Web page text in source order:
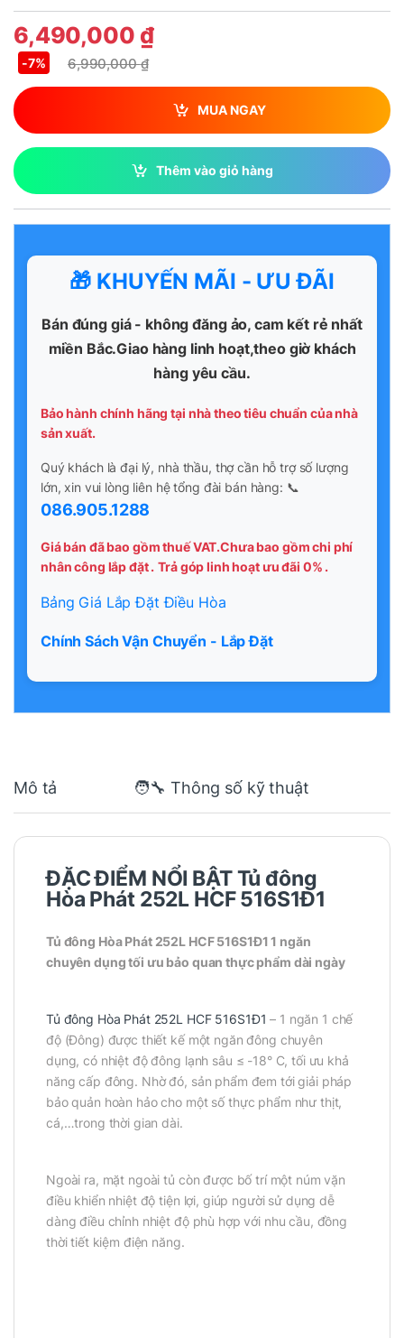
6,490,000 ₫
6,990,000₫
-7%
MUA NGAY
Thêm vào giỏ hàng
🎁 KHUYẾN MÃI - ƯU ĐÃI
Bán đúng giá - không đăng ảo, cam kết rẻ nhất
miền Bắc.Giao hàng linh hoạt,theo giờ khách
hàng yêu cầu.
Bảo hành chính hãng tại nhà theo tiêu chuẩn của nhà
sản xuất.
Quý khách là đại lý, nhà thầu, thợ cần hỗ trợ số lượng
lớn, xin vui lòng liên hệ tổng đài bán hàng: 📞
086.905.1288
Giá bán đã bao gồm thuế VAT.Chưa bao gồm chi phí
nhân công lắp đặt . Trả góp linh hoạt ưu đãi 0% .
Bảng Giá Lắp Đặt Điều Hòa
Chính Sách Vận Chuyển - Lắp Đặt
Mô tả 🧑‍🔧 Thông số kỹ thuật
ĐẶC ĐIỂM NỔI BẬT Tủ đông
Hòa Phát 252L HCF 516S1Đ1
Tủ đông Hòa Phát 252L HCF 516S1Đ1 1 ngăn
chuyên dụng tối ưu bảo quan thực phẩm dài ngày
Tủ đông Hòa Phát 252L HCF 516S1Đ1 – 1 ngăn 1 chế
độ (Đông) được thiết kế một ngăn đông chuyên
dụng, có nhiệt độ đông lạnh sâu ≤ -18° C, tối ưu khả
năng cấp đông. Nhờ đó, sản phẩm đem tới giải pháp
bảo quản hoàn hảo cho một số thực phẩm như thịt,
cá,…trong thời gian dài.
Ngoài ra, mặt ngoài tủ còn được bố trí một núm vặn
điều khiển nhiệt độ tiện lợi, giúp người sử dụng dễ
dàng điều chỉnh nhiệt độ phù hợp với nhu cầu, đồng
thời tiết kiệm điện năng.